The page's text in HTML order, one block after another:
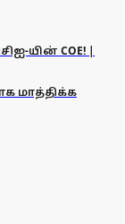
யின் COE! |
மாத்திக்க